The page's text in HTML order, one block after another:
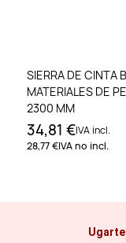
SIERRA DE CINTA
MATERIALES DE
2300 MM
34,81 €IVA incl.
28,77 €IVA no incl.